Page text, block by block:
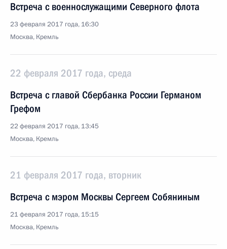
Встреча с военнослужащими Северного флота
23 февраля 2017 года, 16:30
Москва, Кремль
22 февраля 2017 года, среда
Встреча с главой Сбербанка России Германом
Грефом
22 февраля 2017 года, 13:45
Москва, Кремль
21 февраля 2017 года, вторник
Встреча с мэром Москвы Сергеем Собяниным
21 февраля 2017 года, 15:15
Москва, Кремль